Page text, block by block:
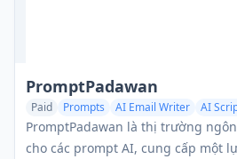
PromptPadawan
Paid Prompts AI Email Writer AI
PromptPadawan là thị trường
cho các prompt AI, cung cấp một